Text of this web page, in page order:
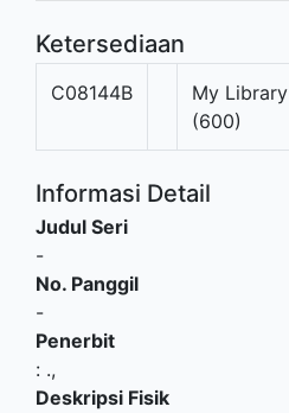
Ketersediaan
C08144B
My Library
(600)
Informasi Detail
Judul Seri
-
No. Panggil
-
Penerbit
: .,
Deskripsi Fisik